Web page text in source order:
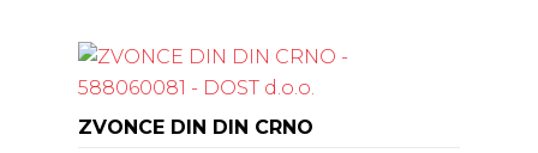
ZVONCE DIN DIN CRNO